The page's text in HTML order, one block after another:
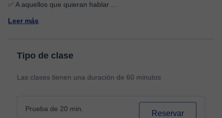
✅ A aquellos que quieran hablar
Leer más
Tipo de clase
Las clases tienen una duración de 60 minutos
Prueba de 20 min.
Reservar